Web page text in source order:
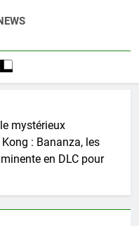
Entre Autres
mystérieux
: Bananza, les
en DLC pour